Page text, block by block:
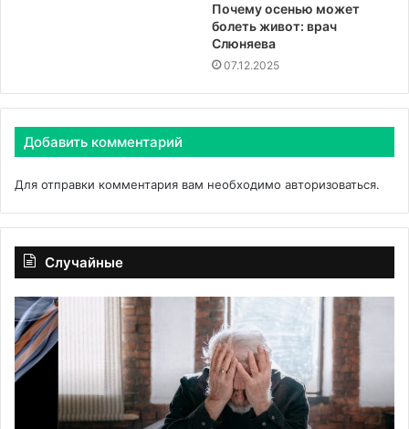
Почему осенью может
болеть живот: врач
Слюняева
07.12.2025
Добавить комментарий
Для отправки комментария вам необходимо авторизоваться.
Случайные
Деменция:
размещение
вещей
«там,
где